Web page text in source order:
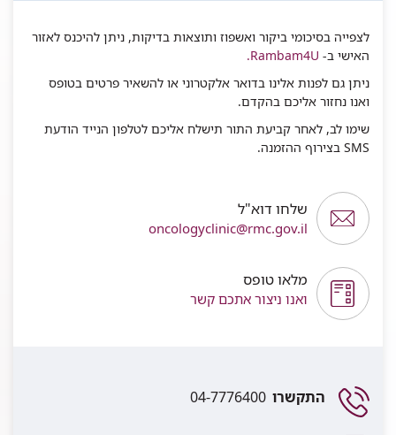
לצפייה בסיכומי ביקור ואשפוז ותוצאות בדיקות, ניתן להיכנס לאזור
האישי ב- Rambam4U
.
ניתן גם לפנות אלינו בדואר אלקטרוני או להשאיר פרטים בטופס
ואנו נחזור אליכם בהקדם.
שימו לב, לאחר קביעת התור תישלח אליכם לטלפון הנייד הודעת
SMS בצירוף ההזמנה.
שלחו דוא"ל
oncologyclinic@rmc.gov.il
מלאו טופס
ואנו ניצור אתכם קשר
התקשרו 04-7776400